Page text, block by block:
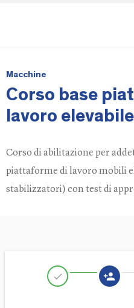
Macchine
Corso base
lavoro
Corso di abilitazione per
piattaforme di lavoro mobili
stabilizzatori) con test di
check person_add